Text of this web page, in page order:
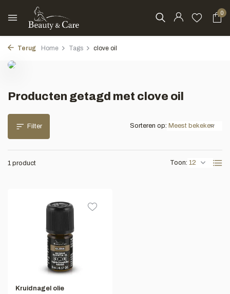
0
Terug Home Tags clove oil
Producten getagd met clove oil
Filter
1 product Toon:
Sorteren op:
Kruidnagel olie